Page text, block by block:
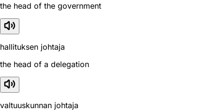
the head of the government
hallituksen johtaja
the head of a delegation
valtuuskunnan johtaja